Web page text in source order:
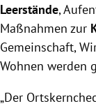
Leerstände,
Maßnahmen zur
Gemeinschaft,
Wohnen werden
„Der